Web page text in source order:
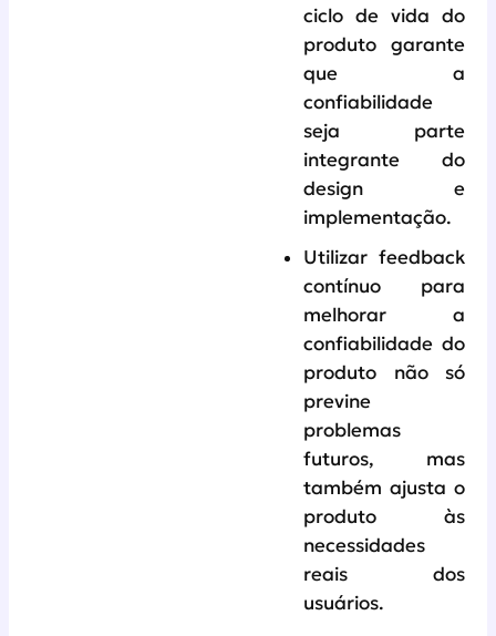
ciclo de vida do
produto garante
que a
confiabilidade
seja parte
integrante do
design e
implementação.
Utilizar feedback
contínuo para
melhorar a
confiabilidade do
produto não só
previne
problemas
futuros, mas
também ajusta o
produto às
necessidades
reais dos
usuários.